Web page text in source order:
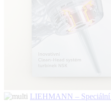
LIEHMANN – Speciální